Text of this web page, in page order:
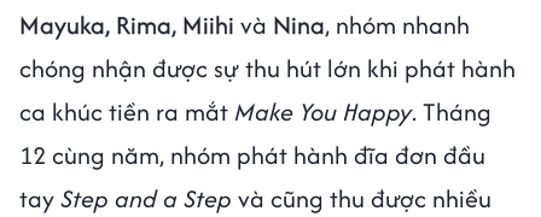
Mayuka, Rima, Miihi và Nina, nhóm nhanh
chóng nhận được sự thu hút lớn khi phát hành
ca khúc tiền ra mắt Make You Happy. Tháng
12 cùng năm, nhóm phát hành đĩa đơn đầu
tayStep and a Step và cũng thu được nhiều